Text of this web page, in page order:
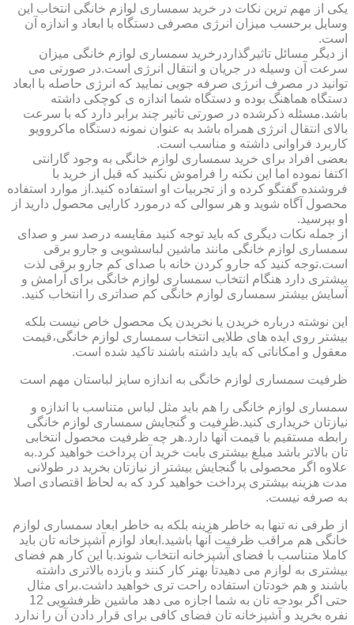
یکی از مهم ترین نکات در خرید سمساری لوازم خانگی انتخاب این
وسایل برحسب میزان انرژی مصرفی دستگاه با ابعاد و اندازه آن
است.
از دیگر مسائل تاثیرگذاردرخرید سمساری لوازم خانگی میزان
سرعت آن وسیله در جریان و انتقال انرژی است.در صورتی می
توانید در مصرف انرژی صرفه جویی نمایید که انرژی حاصله با ابعاد
دستگاه هماهنگ بوده و دستگاه شما اندازه ی کوچکی داشته
باشد.مسئله ذکرشده در صورتی تاثیر چند برابر دارد که با سرعت
بالای انتقال انرژی همراه باشد به عنوان نمونه دستگاه ماکروویو
کاربرد فراوانی داشته و مناسب است.
بعضی افراد برای خرید سمساری لوازم خانگی به وجود گارانتی
اکتفا نموده اما این نکته را فراموش نکنید که قبل از خرید با
فروشنده گفتگو کرده و از تجربیات او استفاده کنید.از موارد استفاده
محصول آگاه شوید و هر سوالی که درمورد کارایی محصول دارید از
او بپرسید.
از جمله نکات دیگری که باید توجه کنید مقایسه درصد سر و صدای
سمساری لوازم خانگی مانند ماشین لباسشویی و جارو برقی
است.توجه کنید که جارو کردن خانه با صدای کم جارو برقی لذت
بیشتری دارد هنگام انتخاب سمساری لوازم خانگی برای آرامش و
آسایش بیشتر سمساری لوازم خانگی کم صداتری را انتخاب کنید.
این نوشته درباره خریدن یا نخریدن یک محصول خاص نیست بلکه
بیشتر روی ایده های طلایی انتخاب سمساری لوازم خانگی،قیمت
معقول و امکاناتی که باید داشته باشند تاکید شده است.
ظرفیت سمساری لوازم خانگی به اندازه سایز لباستان مهم است
سمساری لوازم خانگی را هم باید مثل لباس متناسب با اندازه و
نیازتان خریداری کنید.ظرفیت و گنجایش سمساری لوازم خانگی
رابطه مستقیم با قیمت آنها دارد.هر چه ظرفیت محصول انتخابی
تان بالاتر باشد مبلغ بیشتری بابت خرید آن پرداخت خواهید کرد.به
علاوه اگر محصولی با گنجایش بیشتر از نیازتان بخرید در طولانی
مدت هزینه بیشتری پرداخت خواهید کرد که به لحاظ اقتصادی اصلا
به صرفه نیست.
از طرفی نه تنها به خاطر هزینه بلکه به خاطر ابعاد سمساری لوازم
خانگی هم مراقب ظرفیت آنها باشید.ابعاد لوازم آشپزخانه تان باید
کاملا متناسب با فضای آشپزخانه انتخاب شوند.با این کار هم فضای
بیشتری به لوازم می دهیدتا بهتر کار کنند و بازده بالاتری داشته
باشند و هم خودتان استفاده راحت تری خواهید داشت.برای مثال
حتی اگر بودجه تان به شما اجازه می دهد ماشین ظرفشویی 12
نفره بخرید و آشپزخانه تان فضای کافی برای قرار دادن آن را ندارد